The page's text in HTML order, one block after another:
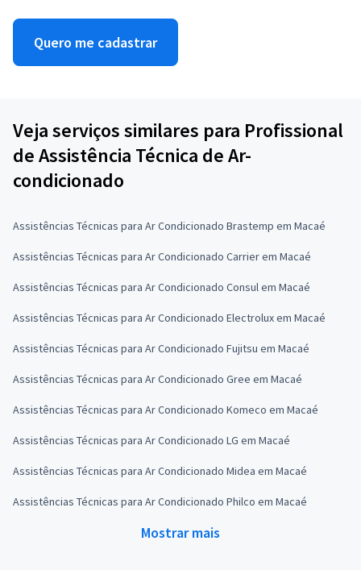
Quero me cadastrar
Veja serviços similares para Profissional
de Assistência Técnica de Ar-
condicionado
Assistências Técnicas para Ar Condicionado Brastemp em Macaé
Assistências Técnicas para Ar Condicionado Carrier em Macaé
Assistências Técnicas para Ar Condicionado Consul em Macaé
Assistências Técnicas para Ar Condicionado Electrolux em Macaé
Assistências Técnicas para Ar Condicionado Fujitsu em Macaé
Assistências Técnicas para Ar Condicionado Gree em Macaé
Assistências Técnicas para Ar Condicionado Komeco em Macaé
Assistências Técnicas para Ar Condicionado LG em Macaé
Assistências Técnicas para Ar Condicionado Midea em Macaé
Assistências Técnicas para Ar Condicionado Philco em Macaé
Mostrar mais